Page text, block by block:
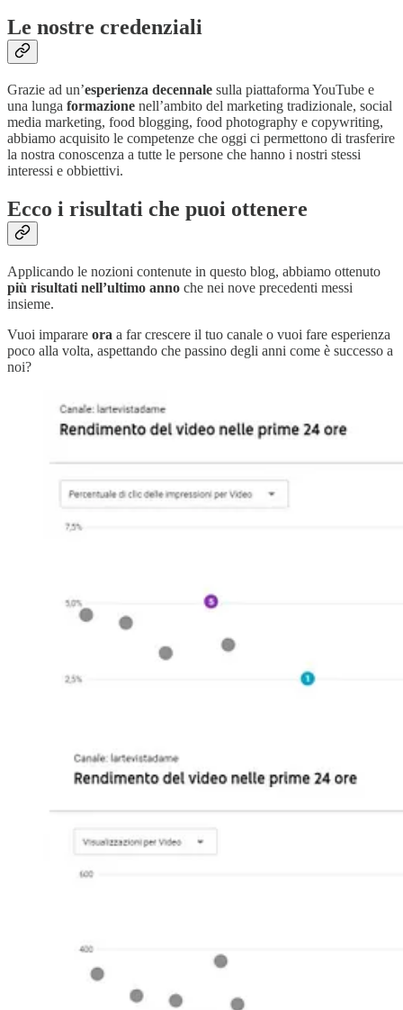
Le nostre credenziali
Grazie ad un’esperienza decennale sulla piattaforma YouTube e
una lunga formazione nell’ambito del marketing tradizionale, social
media marketing, food blogging, food photography e copywriting,
abbiamo acquisito le competenze che oggi ci permettono di trasferire
la nostra conoscenza a tutte le persone che hanno i nostri stessi
interessi e obbiettivi.
Ecco i risultati che puoi ottenere
Applicando le nozioni contenute in questo blog, abbiamo ottenuto
più risultati nell’ultimo anno che nei nove precedenti messi
insieme.
Vuoi imparare ora a far crescere il tuo canale o vuoi fare esperienza
poco alla volta, aspettando che passino degli anni come è successo a
noi?